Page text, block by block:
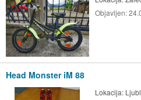
Objavljen:
Head Monster iM 88
Lokacija: